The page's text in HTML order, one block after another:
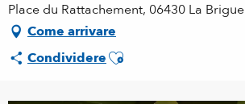
Place du Rattachement, 06430 La Brigue
Come arrivare
CondividereAjouter aux favoris